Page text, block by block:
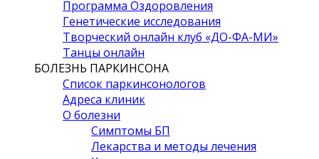
Программа Оздоровления
Генетические исследования
Творческий онлайн клуб «ДО-ФА-МИ»
Танцы онлайн
БОЛЕЗНЬ ПАРКИНСОНА
Список паркинсонологов
Адреса клиник
О болезни
Симптомы БП
Лекарства и методы лечения